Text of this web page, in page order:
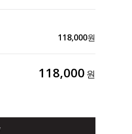
118,000원
118,000 원